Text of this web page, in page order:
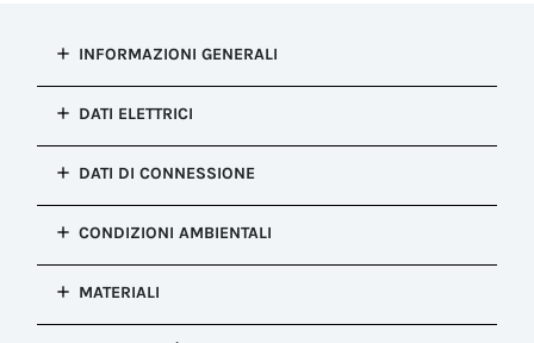
INFORMAZIONI GENERALI
installazione
Connessione presa e spina
Configurazione
*Dado di fissaggio incluso nell'imballo
Meccanismo di
blocco
DATI ELETTRICI
connessione
2
Applicazione
DATI DI CONNESSIONE
conduttore
flessibile MIN
senza
capocorda
(mm²)
CONDIZIONI AMBIENTALI
protezione IP
IP66, IP68
MATERIALI